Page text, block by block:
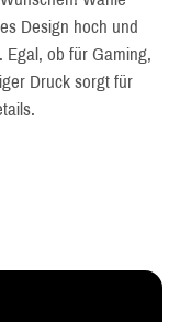
Design hoch und
Egal, ob für Gaming,
Druck sorgt für